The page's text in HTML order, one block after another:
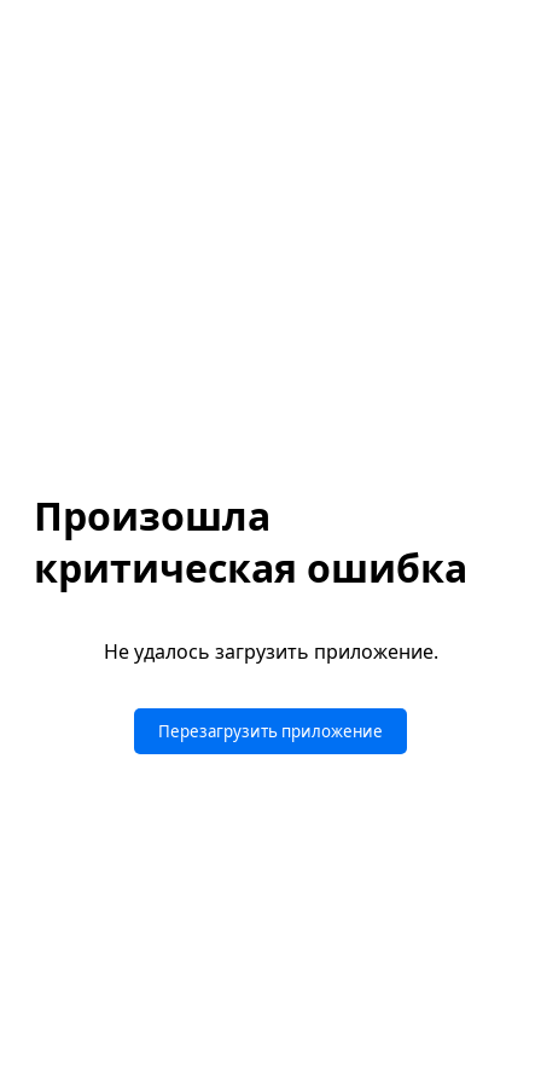
Произошла
критическая ошибка
Не удалось загрузить приложение.
Перезагрузить приложение